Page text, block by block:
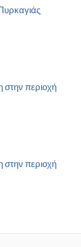
περιοχή
περιοχή